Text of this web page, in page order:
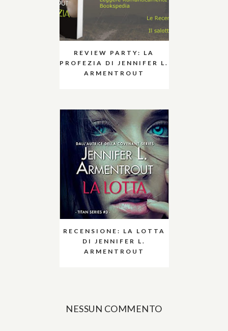
REVIEW PARTY: LA
PROFEZIA DI JENNIFER L.
ARMENTROUT
RECENSIONE: LA LOTTA
DI JENNIFER L.
ARMENTROUT
NESSUN COMMENTO